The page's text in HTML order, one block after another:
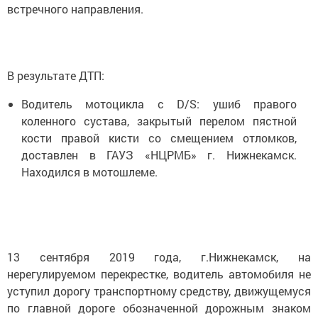
встречного направления.
В результате ДТП:
Водитель мотоцикла с D/S: ушиб правого
коленного сустава, закрытый перелом пястной
кости правой кисти со смещением отломков,
доставлен в ГАУЗ «НЦРМБ» г. Нижнекамск.
Находился в мотошлеме.
13 сентября 2019 года, г.Нижнекамск, на
нерегулируемом перекрестке, водитель автомобиля не
уступил дорогу транспортному средству, движущемуся
по главной дороге обозначенной дорожным знаком